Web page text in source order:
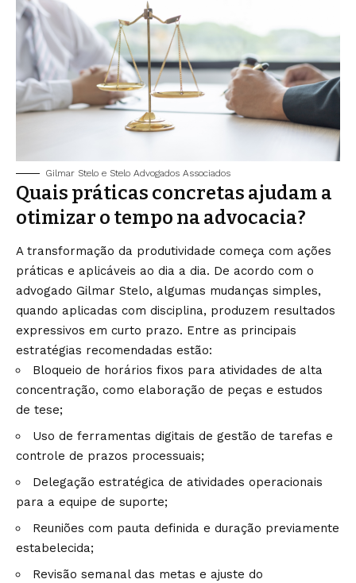
Gilmar Stelo e Stelo Advogados Associados
Quais práticas concretas ajudam a
otimizar o tempo na advocacia?
A transformação da produtividade começa com ações
práticas e aplicáveis ao dia a dia. De acordo com o
advogado Gilmar Stelo, algumas mudanças simples,
quando aplicadas com disciplina, produzem resultados
expressivos em curto prazo. Entre as principais
estratégias recomendadas estão:
Bloqueio de horários fixos para atividades de alta
concentração, como elaboração de peças e estudos
de tese;
Uso de ferramentas digitais de gestão de tarefas e
controle de prazos processuais;
Delegação estratégica de atividades operacionais
para a equipe de suporte;
Reuniões com pauta definida e duração previamente
estabelecida;
Revisão semanal das metas e ajuste do